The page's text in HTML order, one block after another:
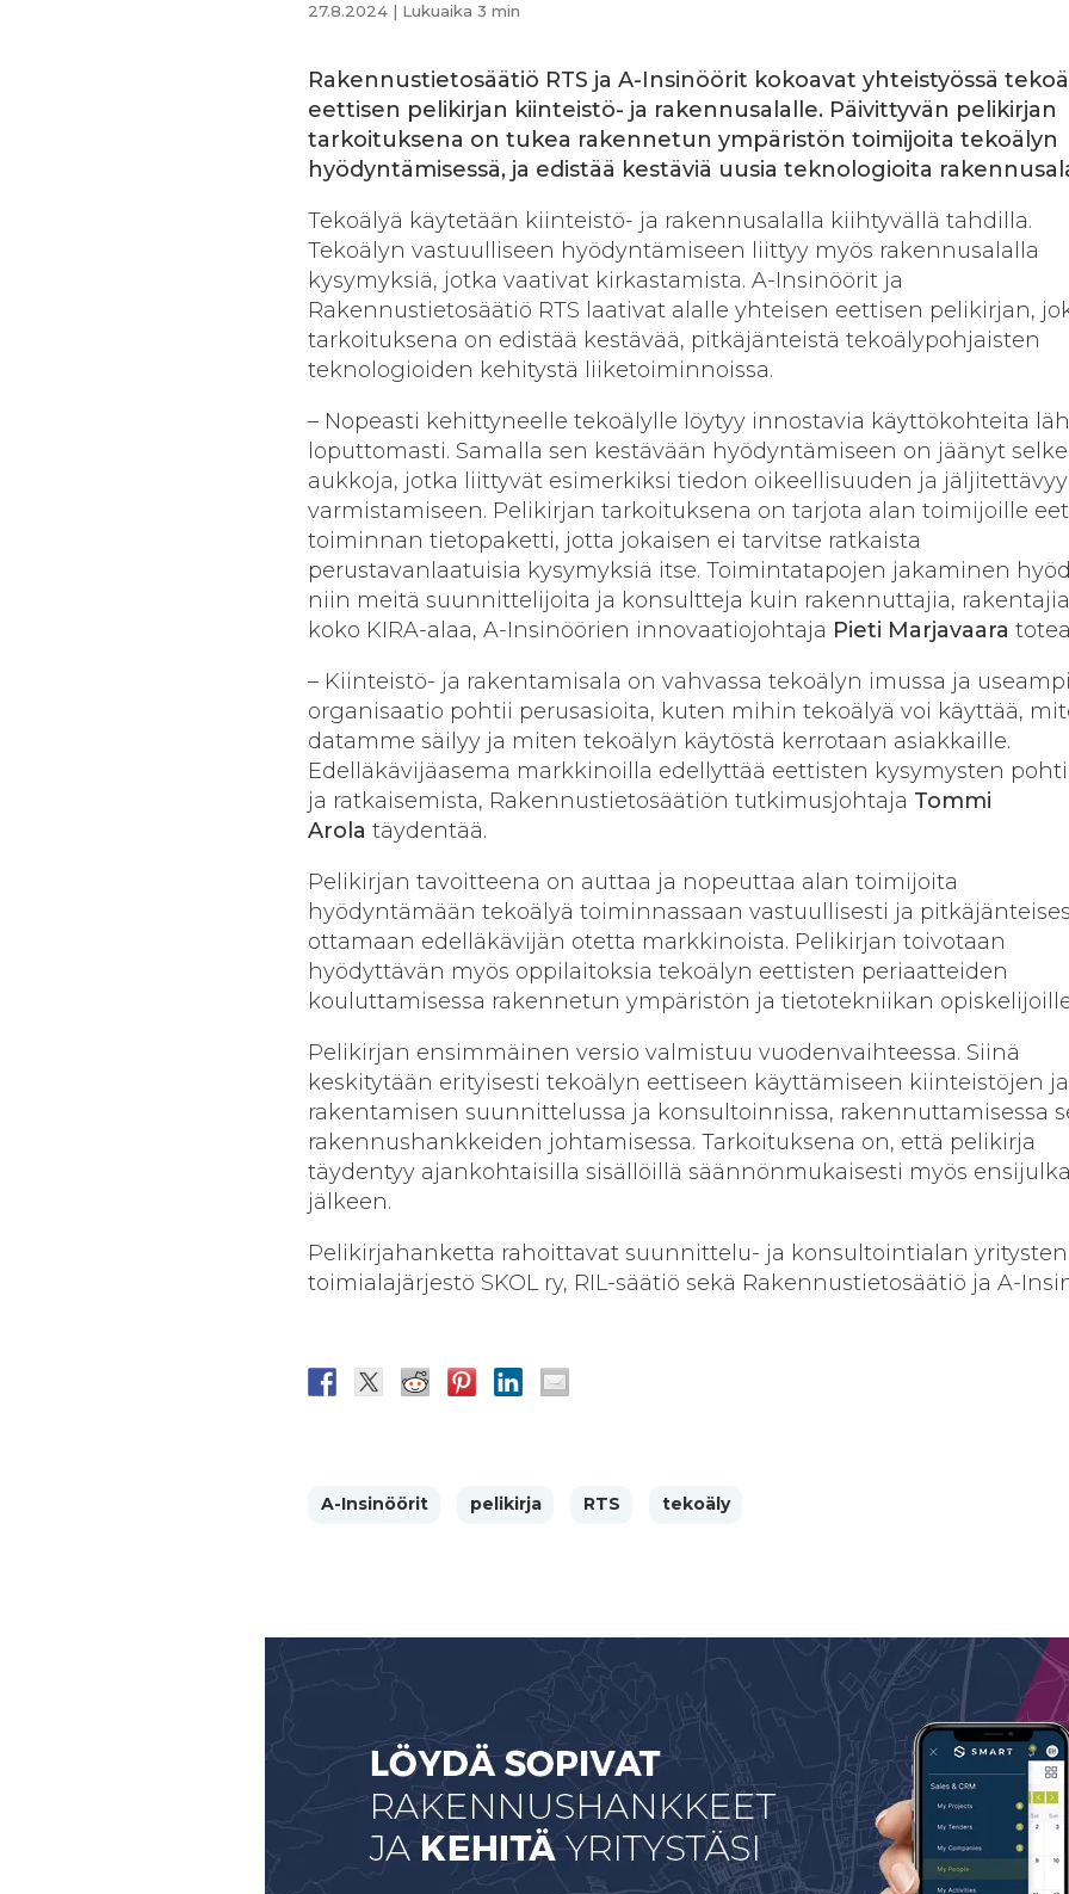
27.8.2024 | Lukuaika 3 min
Rakennustietosäätiö RTS ja A-Insinöörit kokoavat yhteistyössä
eettisen pelikirjan kiinteistö- ja rakennusalalle. Päivittyvän pelikirjan
tarkoituksena on tukea rakennetun ympäristön toimijoita tekoälyn
hyödyntämisessä, ja edistää kestäviä uusia teknologioita
Tekoälyä käytetään kiinteistö- ja rakennusalalla kiihtyvällä tahdilla.
Tekoälyn vastuulliseen hyödyntämiseen liittyy myös rakennusalalla
kysymyksiä, jotka vaativat kirkastamista. A-Insinöörit ja
Rakennustietosäätiö RTS laativat alalle yhteisen eettisen pelikirjan,
tarkoituksena on edistää kestävää, pitkäjänteistä tekoälypohjaisten
teknologioiden kehitystä liiketoiminnoissa.
– Nopeasti kehittyneelle tekoälylle löytyy innostavia käyttökohteita
loputtomasti. Samalla sen kestävään hyödyntämiseen on jäänyt
aukkoja, jotka liittyvät esimerkiksi tiedon oikeellisuuden ja
varmistamiseen. Pelikirjan tarkoituksena on tarjota alan toimijoille
toiminnan tietopaketti, jotta jokaisen ei tarvitse ratkaista
perustavanlaatuisia kysymyksiä itse. Toimintatapojen jakaminen
niin meitä suunnittelijoita ja konsultteja kuin rakennuttajia,
koko KIRA-alaa, A-Insinöörien innovaatiojohtaja Pieti Marjavaara
– Kiinteistö- ja rakentamisala on vahvassa tekoälyn imussa ja useampi
organisaatio pohtii perusasioita, kuten mihin tekoälyä voi käyttää,
datamme säilyy ja miten tekoälyn käytöstä kerrotaan asiakkaille.
Edelläkävijäasema markkinoilla edellyttää eettisten kysymysten
ja ratkaisemista, Rakennustietosäätiön tutkimusjohtaja Tommi
Arola täydentää.
Pelikirjan tavoitteena on auttaa ja nopeuttaa alan toimijoita
hyödyntämään tekoälyä toiminnassaan vastuullisesti ja
ottamaan edelläkävijän otetta markkinoista. Pelikirjan toivotaan
hyödyttävän myös oppilaitoksia tekoälyn eettisten periaatteiden
kouluttamisessa rakennetun ympäristön ja tietotekniikan
Pelikirjan ensimmäinen versio valmistuu vuodenvaihteessa. Siinä
keskitytään erityisesti tekoälyn eettiseen käyttämiseen kiinteistöjen ja
rakentamisen suunnittelussa ja konsultoinnissa, rakennuttamisessa
rakennushankkeiden johtamisessa. Tarkoituksena on, että pelikirja
täydentyy ajankohtaisilla sisällöillä säännönmukaisesti myös
jälkeen.
Pelikirjahanketta rahoittavat suunnittelu- ja konsultointialan yritysten
toimialajärjestö SKOL ry, RIL-säätiö sekä Rakennustietosäätiö ja A-
A-Insinöörit pelikirja RTS tekoäly